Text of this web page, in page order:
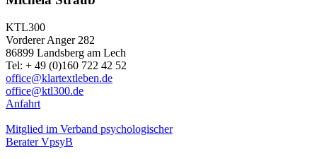
KTL300
Vorderer Anger 282
86899 Landsberg am Lech
Tel: + 49 (0)160 722 42 52
office@klartextleben.de
office@ktl300.de
Anfahrt
Mitglied im Verband psychologischer
Berater VpsyB